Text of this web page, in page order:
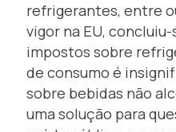
refrigerantes, entre
vigor na EU,
impostos sobre
de consumo é
sobre bebidas não
uma solução para